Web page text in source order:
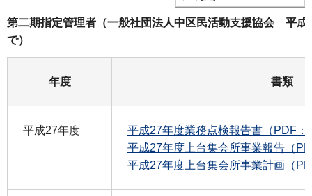
第二期指定管理者（一般社団法人中区民活動支援協会 平成
で）
年度 書類
平成27年度
平成27年度業務点検報告書（PDF：
平成27年度上台集会所事業報告（
平成27年度上台集会所事業計画（